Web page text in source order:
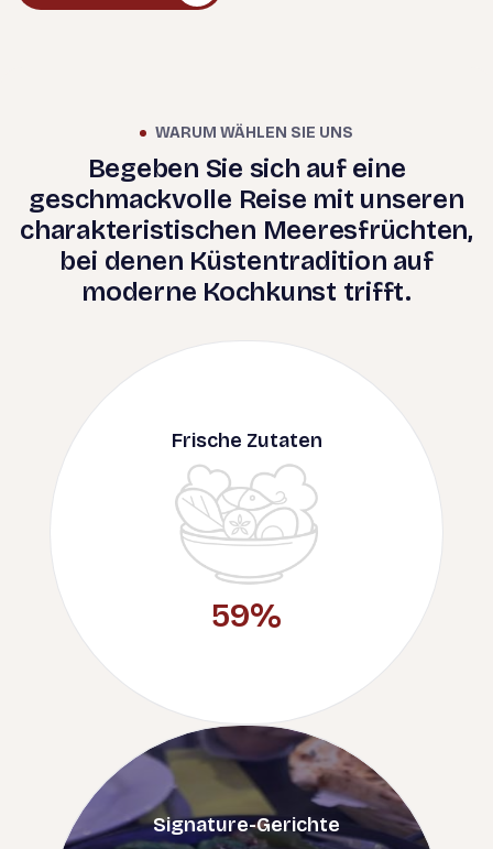
WARUM WÄHLEN SIE UNS
Begeben Sie sich auf eine
geschmackvolle Reise mit unseren
charakteristischen Meeresfrüchten,
bei denen Küstentradition auf
moderne Kochkunst trifft.
Frische Zutaten
86%
Signature-Gerichte